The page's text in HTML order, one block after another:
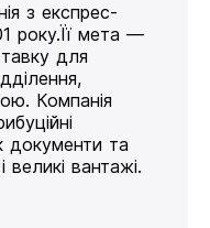
з експрес-
року.Її мета —
для
Компанія
документи та
великі вантажі.